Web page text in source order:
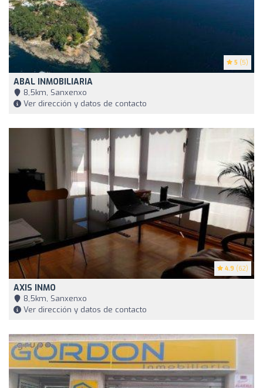
5 (5)
ABAL INMOBILIARIA
8,5km, Sanxenxo
Ver dirección y datos de contacto
4.9 (62)
AXIS INMO
8,5km, Sanxenxo
Ver dirección y datos de contacto